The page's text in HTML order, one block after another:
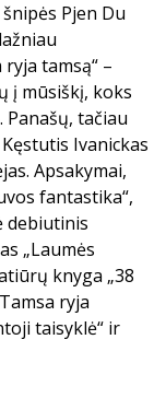
Pjen Du
tamsą“ –
į mūsiškį, koks
Panašų, tačiau
Ivanickas
Apsakymai,
fantastika“,
debiutinis
„Laumės
knyga „38
ryja
taisyklė“ ir